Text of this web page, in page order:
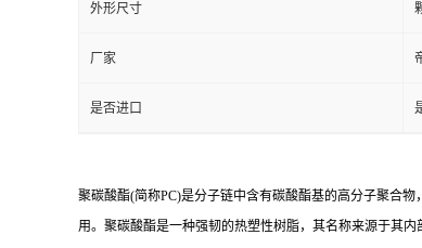
外形尺寸
厂家
是否进口
聚碳酸酯(简称PC)是分子链中含有碳酸酯基的高分子聚合
用。聚碳酸酯是一种强韧的热塑性树脂，其名称来源于其